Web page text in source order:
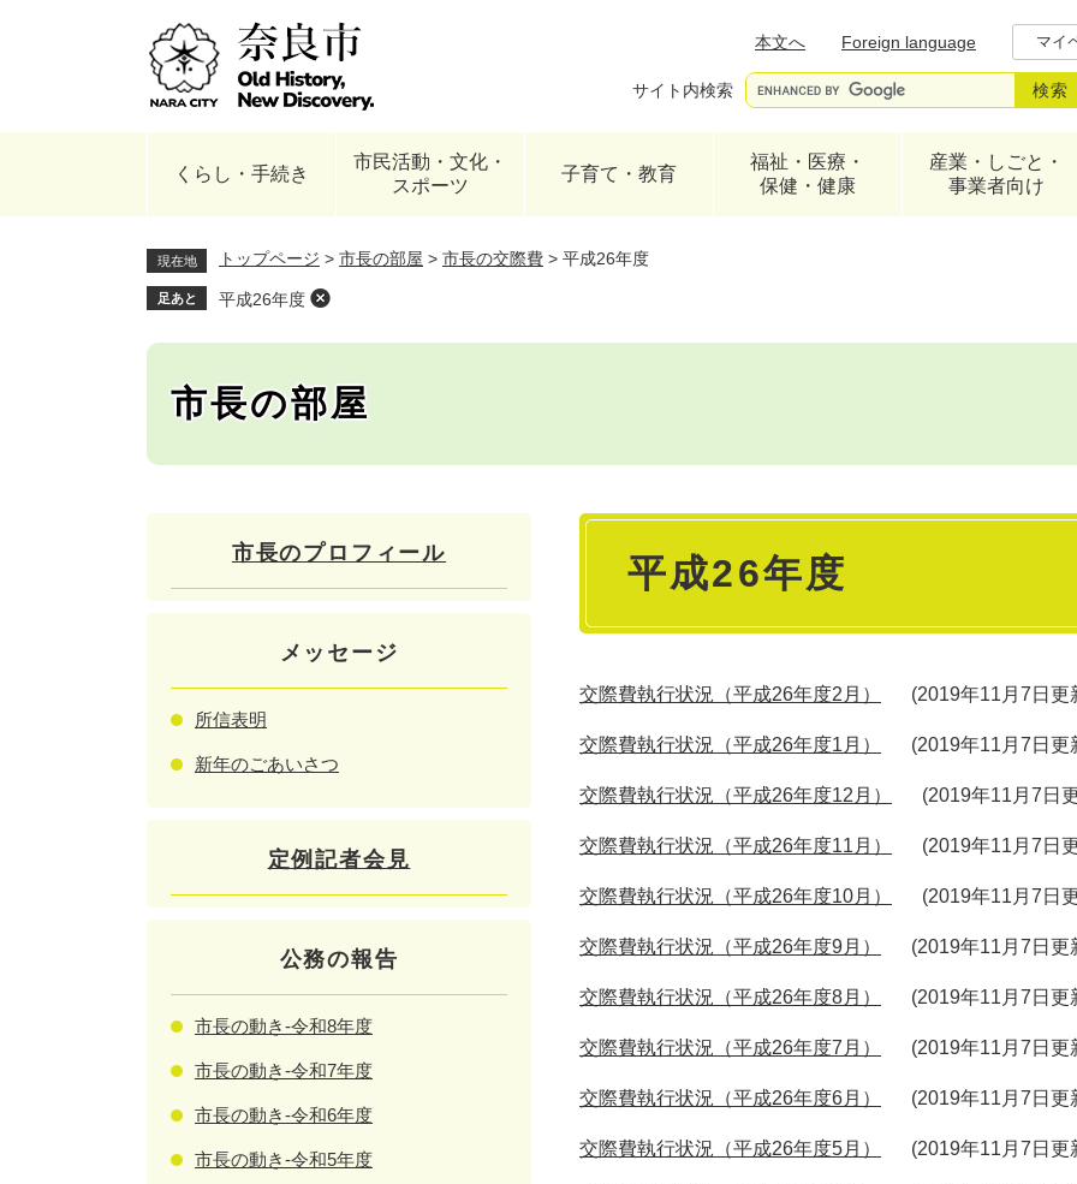
本文へ
Foreign language マイ
サイト内検索
くらし・手続き
市民活動・文化・
スポーツ
子育て・教育
福祉・医療・
保健・健康
産業・しごと・
事業者向け
現在地 トップページ > 市長の部屋 > 市長の交際費 > 平成26年度
足あと 平成26年度
市長の部屋
本
平成26年度
交際費執行状況（平成26年度2月） 2019年11月7日更
交際費執行状況（平成26年度1月） 2019年11月7日更
交際費執行状況（平成26年度12月） 2019年11月7日
交際費執行状況（平成26年度11月） 2019年11月7日
交際費執行状況（平成26年度10月） 2019年11月7日
交際費執行状況（平成26年度9月） 2019年11月7日更
交際費執行状況（平成26年度8月） 2019年11月7日更
交際費執行状況（平成26年度7月） 2019年11月7日更
交際費執行状況（平成26年度6月） 2019年11月7日更
交際費執行状況（平成26年度5月） 2019年11月7日更
市長のプロフィール
メッセージ
所信表明
新年のごあいさつ
定例記者会見
公務の報告
市長の動き-令和8年度
市長の動き-令和7年度
市長の動き-令和6年度
市長の動き-令和5年度